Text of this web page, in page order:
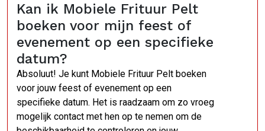
Kan ik Mobiele Frituur Pelt
boeken voor mijn feest of
evenement op een specifieke
datum?
Absoluut! Je kunt Mobiele Frituur Pelt boeken
voor jouw feest of evenement op een
specifieke datum. Het is raadzaam om zo vroeg
mogelijk contact met hen op te nemen om de